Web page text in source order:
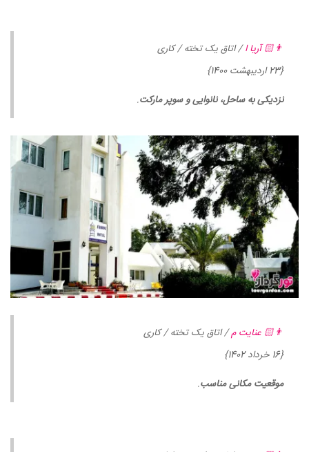
👨🏻 آریا ا/ اتاق یک تخته / کاری
{23 اردیبهشت 1400}
نزدیکی به ساحل، نانوایی و سوپر مارکت.
👨🏻 عنایت م/ اتاق یک تخته / کاری
{16 خرداد 1402}
موقعیت مکانی مناسب.